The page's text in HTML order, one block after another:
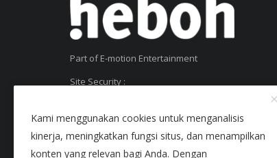
Part of E-motion Entertainment
Site Security :
Kami menggunakan cookies untuk menganalisis
kinerja, meningkatkan fungsi situs, dan menampilkan
konten yang relevan bagi Anda. Dengan